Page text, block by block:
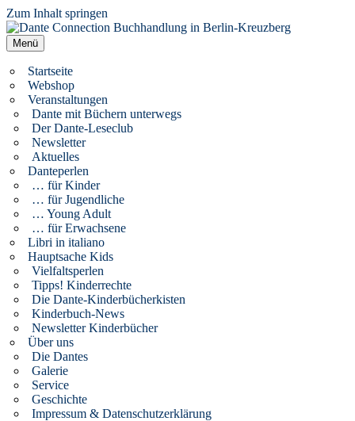
Zum Inhalt springen
Dante Connection Buchhandlung in Berlin-Kreuzberg
Literatur aus Italien und anderen Kulturen
Menü
Startseite
Webshop
Veranstaltungen
Dante mit Büchern unterwegs
Der Dante-Leseclub
Newsletter
Aktuelles
Danteperlen
… für Kinder
… für Jugendliche
… Young Adult
… für Erwachsene
Libri in italiano
Hauptsache Kids
Vielfaltsperlen
Tipps! Kinderrechte
Die Dante-Kinderbücherkisten
Kinderbuch-News
Newsletter Kinderbücher
Über uns
Die Dantes
Galerie
Service
Geschichte
Impressum & Datenschutzerklärung